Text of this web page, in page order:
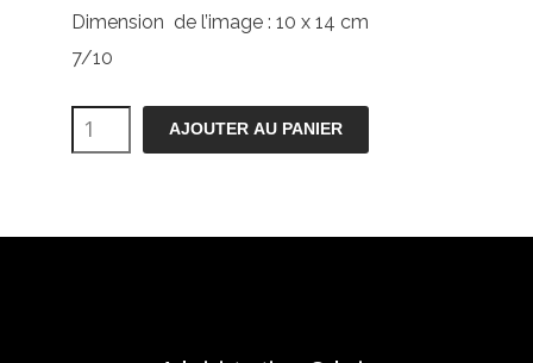
Dimension de l’image : 10 x 14 cm
7/10
quantité
de
AJOUTER AU PANIER